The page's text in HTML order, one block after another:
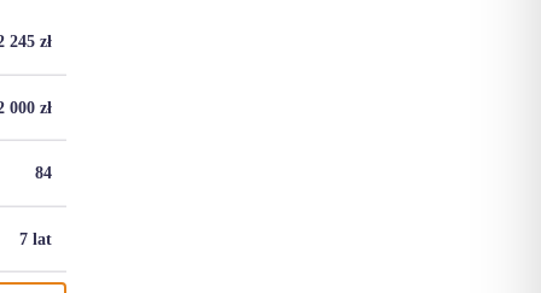
245 zł
000 zł
84
7 lat